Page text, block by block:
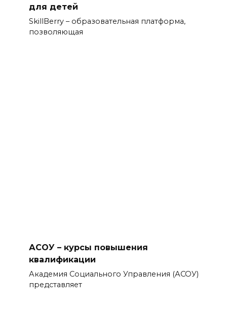
для детей
SkillBerry – образовательная платформа,
позволяющая
АСОУ – курсы повышения
квалификации
Академия Социального Управления (АСОУ)
представляет